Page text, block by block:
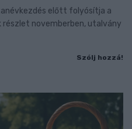
előtt folyósítja a
részlet novemberben, utalvány
Szólj hozzá!